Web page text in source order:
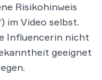
Risikohinweis
im Video selbst.
Influencerin nicht
geeignet